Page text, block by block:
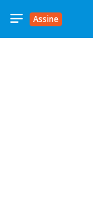
Assine